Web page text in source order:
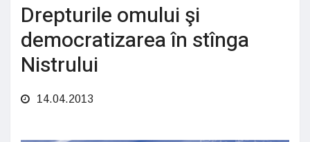
Drepturile omului şi
democratizarea în stînga
Nistrului
14.04.2013